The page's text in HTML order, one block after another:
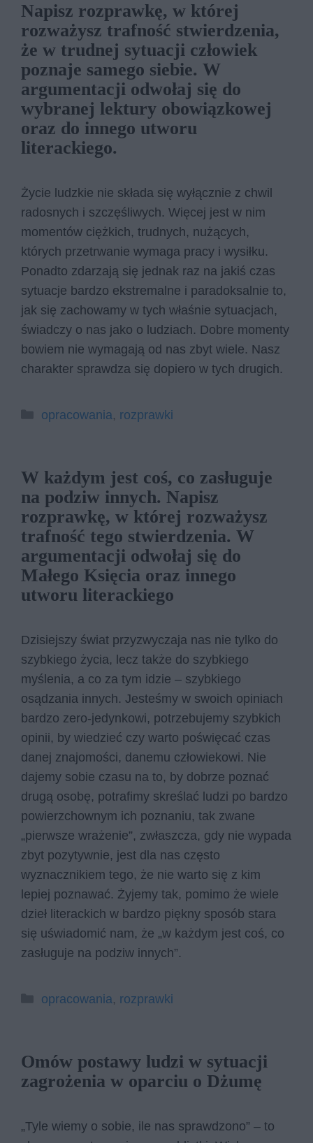
Napisz rozprawkę, w której
rozważysz trafność stwierdzenia,
że w trudnej sytuacji człowiek
poznaje samego siebie. W
argumentacji odwołaj się do
wybranej lektury obowiązkowej
oraz do innego utworu
literackiego.
Życie ludzkie nie składa się wyłącznie z chwil
radosnych i szczęśliwych. Więcej jest w nim
momentów ciężkich, trudnych, nużących,
których przetrwanie wymaga pracy i wysiłku.
Ponadto zdarzają się jednak raz na jakiś czas
sytuacje bardzo ekstremalne i paradoksalnie to,
jak się zachowamy w tych właśnie sytuacjach,
świadczy o nas jako o ludziach. Dobre momenty
bowiem nie wymagają od nas zbyt wiele. Nasz
charakter sprawdza się dopiero w tych drugich.
Kategorie
opracowania, rozprawki
W każdym jest coś, co zasługuje
na podziw innych. Napisz
rozprawkę, w której rozważysz
trafność tego stwierdzenia. W
argumentacji odwołaj się do
Małego Księcia oraz innego
utworu literackiego
Dzisiejszy świat przyzwyczaja nas nie tylko do
szybkiego życia, lecz także do szybkiego
myślenia, a co za tym idzie – szybkiego
osądzania innych. Jesteśmy w swoich opiniach
bardzo zero-jedynkowi, potrzebujemy szybkich
opinii, by wiedzieć czy warto poświęcać czas
danej znajomości, danemu człowiekowi. Nie
dajemy sobie czasu na to, by dobrze poznać
drugą osobę, potrafimy skreślać ludzi po bardzo
powierzchownym ich poznaniu, tak zwane
„pierwsze wrażenie”, zwłaszcza, gdy nie wypada
zbyt pozytywnie, jest dla nas często
wyznacznikiem tego, że nie warto się z kim
lepiej poznawać. Żyjemy tak, pomimo że wiele
dzieł literackich w bardzo piękny sposób stara
się uświadomić nam, że „w każdym jest coś, co
zasługuje na podziw innych”.
Kategorie
opracowania, rozprawki
Omów postawy ludzi w sytuacji
zagrożenia w oparciu o Dżumę
„Tyle wiemy o sobie, ile nas sprawdzono” – to